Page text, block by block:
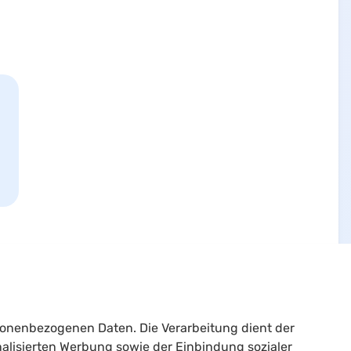
Daten. Die Verarbeitung dient der
Werbung sowie der Einbindung sozialer